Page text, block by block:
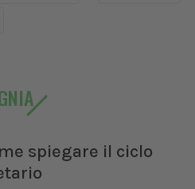
spiegare il ciclo